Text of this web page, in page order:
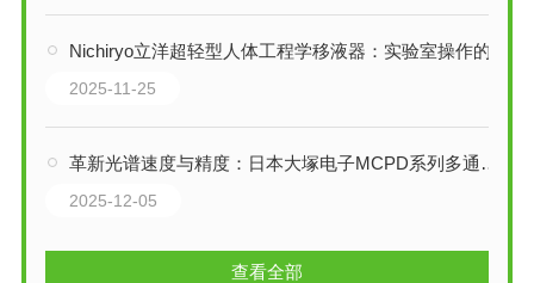
Nichiryo立洋超轻型人体工程学移液器：实验室操作的革新体验
2025-11-25
革新光谱速度与精度：日本大塚电子MCPD系列多通道光谱仪技术全解析
2025-12-05
查看全部